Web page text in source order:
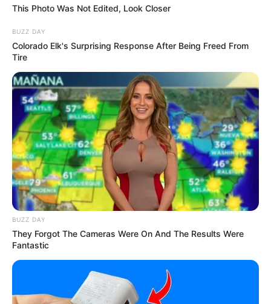
Acusó a Michelle de haber causado un
relación con Rubby Pérez como la salud
emocional de su madre,Inés Lizardo , quien
falleció hace dos años.
Sulinca aseguró que Michelle fue una figura
tóxica dentro del círculo familiar, y que muchos
de los problemas que vivieron se originaron con
su presencia.
This Photo Was Not Edited, Look Closer
BUZZ DAY
Colorado Elk's Surprising Response After Being Freed From
Tire
BUZZ DAY
They Forgot The Cameras Were On And The Results Were
Fantastic